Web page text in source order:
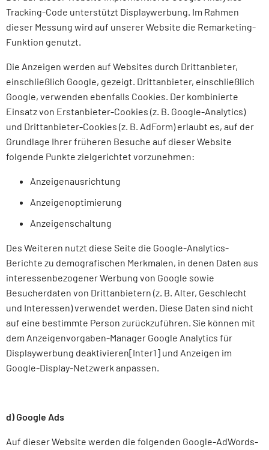
Tracking-Code unterstützt Displaywerbung. Im Rahmen
dieser Messung wird auf unserer Website die Remarketing-
Funktion genutzt.
Die Anzeigen werden auf Websites durch Drittanbieter,
einschließlich Google, gezeigt. Drittanbieter, einschließlich
Google, verwenden ebenfalls Cookies. Der kombinierte
Einsatz von Erstanbieter-Cookies (z. B. Google-Analytics)
und Drittanbieter-Cookies (z. B. AdForm) erlaubt es, auf der
Grundlage Ihrer früheren Besuche auf dieser Website
folgende Punkte zielgerichtet vorzunehmen:
Anzeigenausrichtung
Anzeigenoptimierung
Anzeigenschaltung
Des Weiteren nutzt diese Seite die Google-Analytics-
Berichte zu demografischen Merkmalen, in denen Daten aus
interessenbezogener Werbung von Google sowie
Besucherdaten von Drittanbietern (z. B. Alter, Geschlecht
und Interessen) verwendet werden. Diese Daten sind nicht
auf eine bestimmte Person zurückzuführen. Sie können mit
dem Anzeigenvorgaben-Manager Google Analytics für
Displaywerbung deaktivieren[Inter1] und Anzeigen im
Google-Display-Netzwerk anpassen.
d) Google Ads
Auf dieser Website werden die folgenden Google-AdWords-